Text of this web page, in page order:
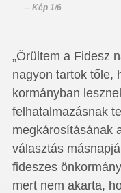
-– Kép 1/6
„Örültem a Fidesz
nagyon tartok tőle,
kormányban
felhatalmazásnak
megkárosításának
választás
fideszes
mert nem akarta,